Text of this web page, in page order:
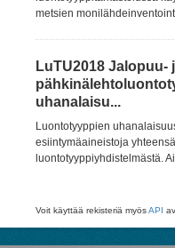
metsien
LuTU2018 Jalopuu-
uhanalaisu...
Luontotyyppien
esiintymäaineistoja
luontotyyppiyhdistelmästä.
Voit käyttää rekisteriä myösAPI